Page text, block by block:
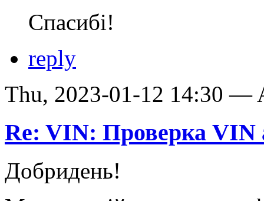
Спасибі!
reply
Thu, 2023-01-12 14:30 —
Re: VIN: Проверка VIN
Добридень!